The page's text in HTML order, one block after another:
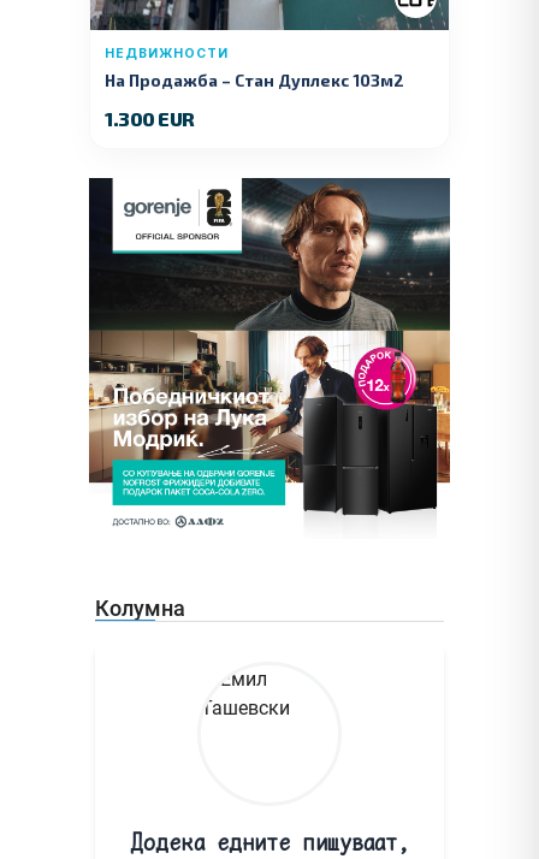
НЕДВИЖНОСТИ
На Продажба – Стан Дуплекс 103м2
1.300 EUR
Колумна
Додека едните пишуваат,